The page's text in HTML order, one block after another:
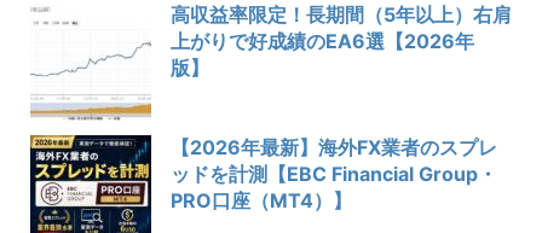
高収益率限定！長期間（5年以上）右肩
上がりで好成績のEA6選【2026年
版】
【2026年最新】海外FX業者のスプレ
ッドを計測【EBC Financial Group・
PRO口座（MT4）】